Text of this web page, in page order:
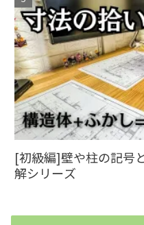
[初級編]壁や柱の記号
解シリーズ